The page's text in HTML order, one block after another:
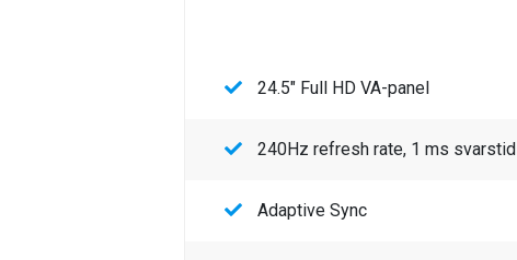
24.5" Full HD VA-panel
240Hz refresh rate, 1 ms svarstid
Adaptive Sync